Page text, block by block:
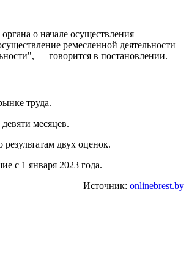
о начале осуществления
ремесленной деятельности
— говорится в постановлении.
труда.
месяцев.
двух оценок.
с 1 января 2023 года.
Источник: onlinebrest.by